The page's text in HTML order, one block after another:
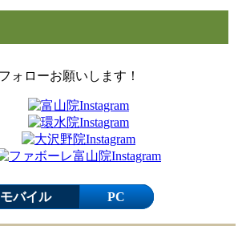
モバイル PC